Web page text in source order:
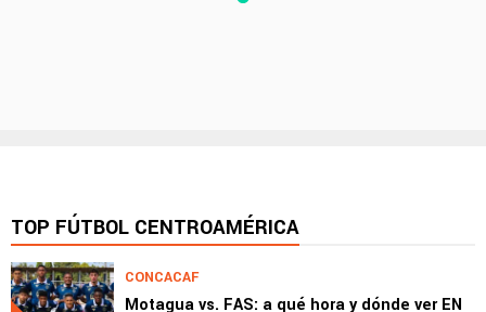
TOP FÚTBOL CENTROAMÉRICA
CONCACAF
Motagua vs. FAS: a qué hora y dónde ver EN